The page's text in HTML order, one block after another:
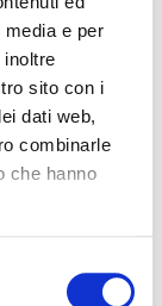
e per
sito con i
dati web,
combinarle
che hanno
ai raduni del
lo spazio
è
a partecipare
percorso